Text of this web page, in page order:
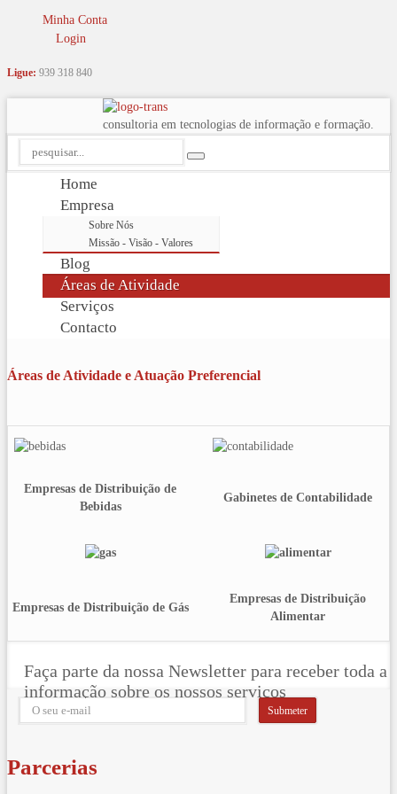
Minha Conta
Login
Ligue: 939 318 840
consultoria em tecnologias de informação e formação.
Home
Empresa
Sobre Nós
Missão - Visão - Valores
Blog
Áreas de Atividade
Serviços
Contacto
Áreas de Atividade e Atuação Preferencial
Empresas de Distribuição de
Bebidas
Gabinetes de Contabilidade
Empresas de Distribuição de Gás
Empresas de Distribuição
Alimentar
Faça parte da nossa Newsletter para receber toda a
informação sobre os nossos serviços
Parcerias